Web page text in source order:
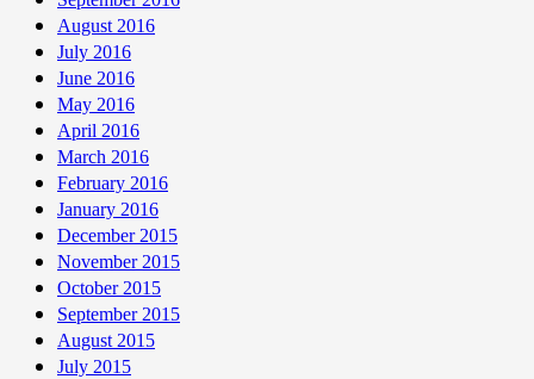
August 2016
July 2016
June 2016
May 2016
April 2016
March 2016
February 2016
January 2016
December 2015
November 2015
October 2015
September 2015
August 2015
July 2015